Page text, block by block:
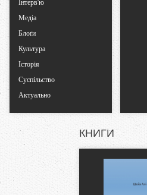
Інтерв'ю
Медіа
Блоґи
Культура
Історія
Суспільство
Актуально
КНИГИ